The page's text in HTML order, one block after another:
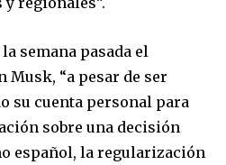
semana pasada el
Musk, “a pesar de ser
su cuenta personal para
sobre una decisión
español, la regularización